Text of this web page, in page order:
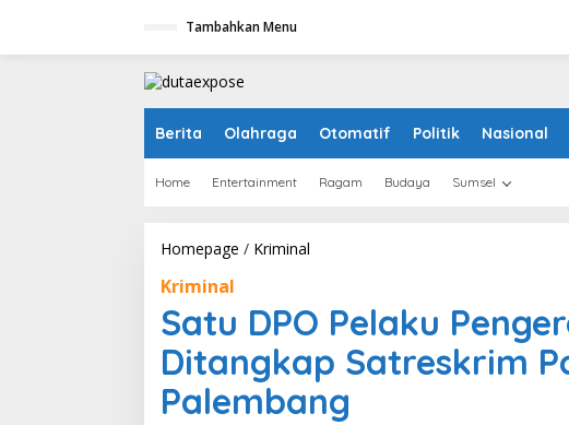
Tambahkan Menu
Berita Olahraga Otomatif Politik Nasional
Home Entertainment Ragam Budaya Sumsel
Homepage / Kriminal
u
D
O
P
e
Kriminal
Satu DPO Pelaku
Ditangkap Satreskrim
Palembang